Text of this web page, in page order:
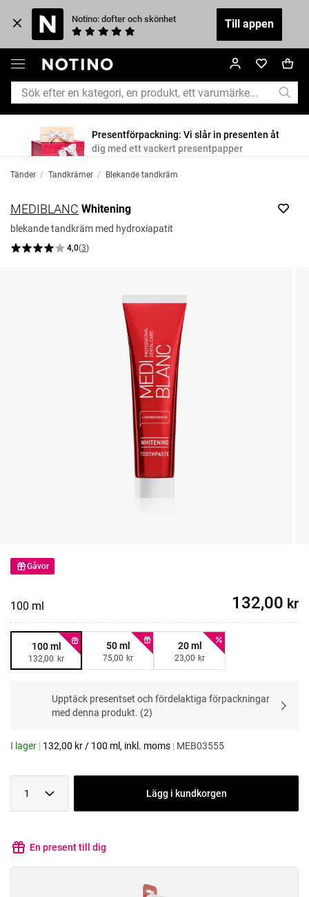
Notino: dofter och skönhet Till appen
Presentförpackning: Vi slår in presenten åt
dig med ett vackert presentpapper
Tänder / Tandkrämer / Blekande tandkräm
MEDIBLANC Whitening
blekande tandkräm med hydroxiapatit
4,0(3)
Gåvor
100 ml 132,00 kr
100 ml
132,00 kr
50 ml
75,00 kr
20 ml
23,00 kr
Upptäck presentset och fördelaktiga förpackningar
med denna produkt. (2)
I lager | 132,00 kr / 100 ml , inkl. moms | MEB03555
1 Lägg i kundkorgen
En present till dig